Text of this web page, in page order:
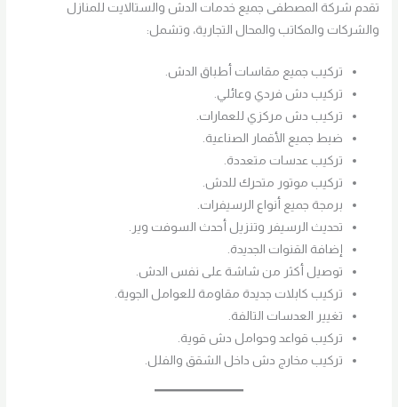
تقدم شركة المصطفى جميع خدمات الدش والستالايت للمنازل
والشركات والمكاتب والمحال التجارية، وتشمل:
تركيب جميع مقاسات أطباق الدش.
تركيب دش فردي وعائلي.
تركيب دش مركزي للعمارات.
ضبط جميع الأقمار الصناعية.
تركيب عدسات متعددة.
تركيب موتور متحرك للدش.
برمجة جميع أنواع الرسيفرات.
تحديث الرسيفر وتنزيل أحدث السوفت وير.
إضافة القنوات الجديدة.
توصيل أكثر من شاشة على نفس الدش.
تركيب كابلات جديدة مقاومة للعوامل الجوية.
تغيير العدسات التالفة.
تركيب قواعد وحوامل دش قوية.
تركيب مخارج دش داخل الشقق والفلل.